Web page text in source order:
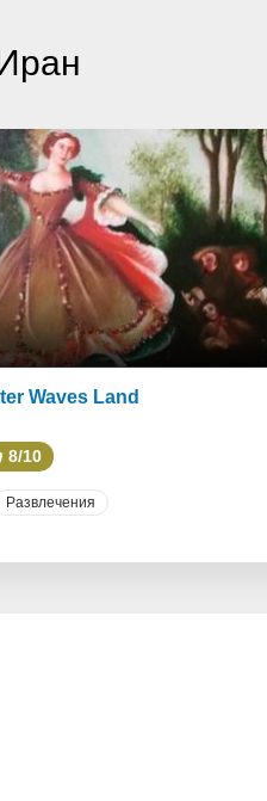
Waves Land
8/10
Развлечения